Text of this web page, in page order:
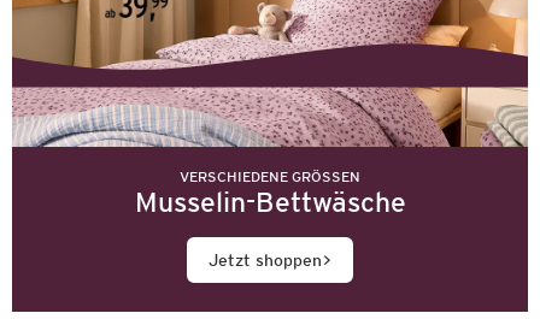
VERSCHIEDENE GRÖSSEN
Musselin-Bettwäsche
Jetzt shoppen